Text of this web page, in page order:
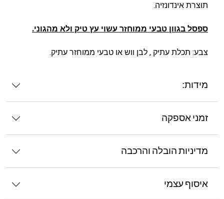
תוצרת אינדונזיה.
ספסל בגוון טבעי ממוחזר עשוי עץ טיק ולא מהגוני.
צבע: תכלת עתיק , לבן ווש או טבעי ממוחזר עתיק.
מידות:
זמני אספקה
מדיניות הובלה והרכבה
איסוף עצמי